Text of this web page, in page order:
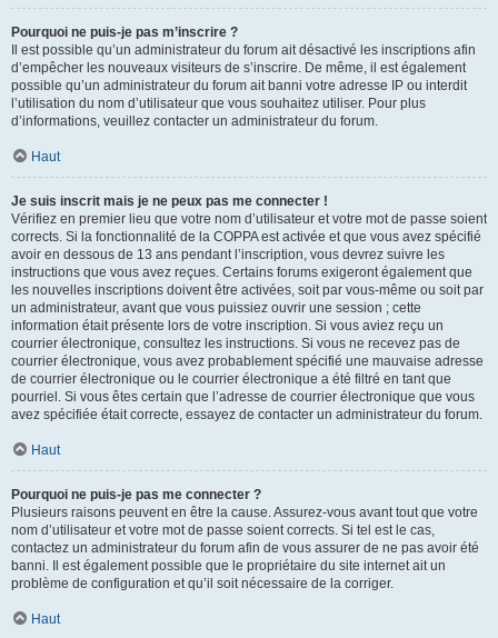
Pourquoi ne puis-je pas m’inscrire ?
Il est possible qu’un administrateur du forum ait désactivé les inscriptions afin
d’empêcher les nouveaux visiteurs de s’inscrire. De même, il est également
possible qu’un administrateur du forum ait banni votre adresse IP ou interdit
l’utilisation du nom d’utilisateur que vous souhaitez utiliser. Pour plus
d’informations, veuillez contacter un administrateur du forum.
Haut
Je suis inscrit mais je ne peux pas me connecter !
Vérifiez en premier lieu que votre nom d’utilisateur et votre mot de passe soient
corrects. Si la fonctionnalité de la COPPA est activée et que vous avez spécifié
avoir en dessous de 13 ans pendant l’inscription, vous devrez suivre les
instructions que vous avez reçues. Certains forums exigeront également que
les nouvelles inscriptions doivent être activées, soit par vous-même ou soit par
un administrateur, avant que vous puissiez ouvrir une session ; cette
information était présente lors de votre inscription. Si vous aviez reçu un
courrier électronique, consultez les instructions. Si vous ne recevez pas de
courrier électronique, vous avez probablement spécifié une mauvaise adresse
de courrier électronique ou le courrier électronique a été filtré en tant que
pourriel. Si vous êtes certain que l’adresse de courrier électronique que vous
avez spécifiée était correcte, essayez de contacter un administrateur du forum.
Haut
Pourquoi ne puis-je pas me connecter ?
Plusieurs raisons peuvent en être la cause. Assurez-vous avant tout que votre
nom d’utilisateur et votre mot de passe soient corrects. Si tel est le cas,
contactez un administrateur du forum afin de vous assurer de ne pas avoir été
banni. Il est également possible que le propriétaire du site internet ait un
problème de configuration et qu’il soit nécessaire de la corriger.
Haut